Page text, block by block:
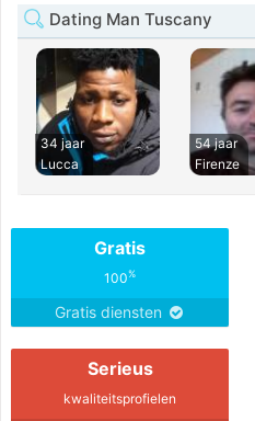
Dating Man Tuscany
34 jaar
Lucca
54 jaar
Firenze
Gratis
100%
Gratis diensten
Serieus
kwaliteitsprofielen